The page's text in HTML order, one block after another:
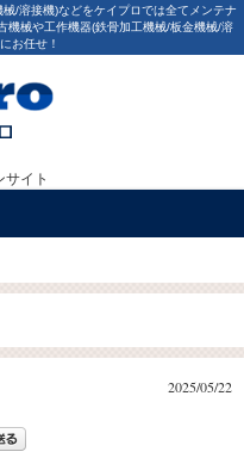
/溶接機)などをケイプロでは全てメンテナ
機械や工作機器(鉄骨加工機械/板金機械/溶
お任せ！
サイト
2025/05/22